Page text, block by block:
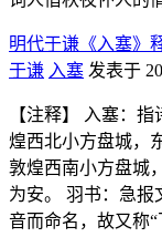
明代于谦《入塞》
于谦 入塞 发表于
【注释】 入塞：
煌西北小方盘城，
敦煌西南小方盘城
为安。 羽书：急报
音而命名，故又称“